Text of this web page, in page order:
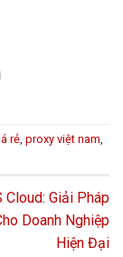
rẻ, proxy việt nam,
Cloud: Giải Pháp
Doanh Nghiệp
Hiện Đại